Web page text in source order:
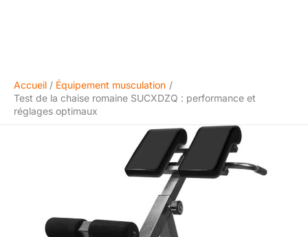
Accueil
Équipement musculation
Test de la chaise romaine SUCXDZQ : performance et
réglages optimaux